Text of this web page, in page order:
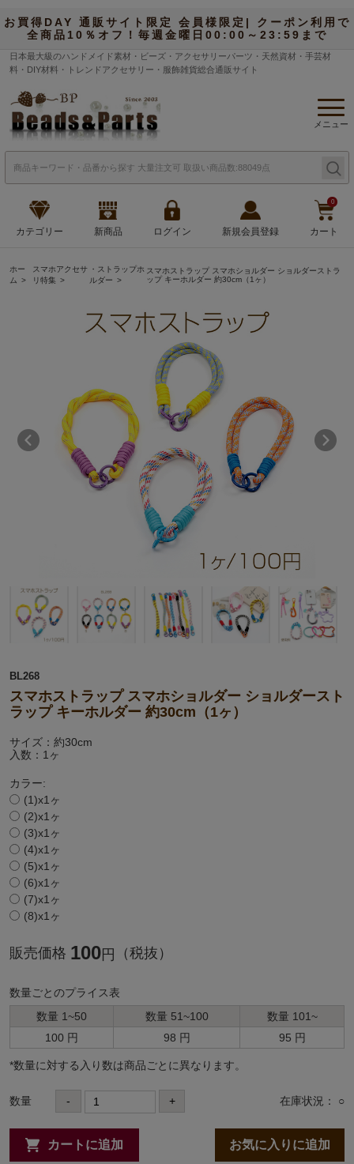
お買得DAY 通販サイト限定 会員様限定| クーポン利用で
全商品10％オフ！毎週金曜日00:00～23:59まで
日本最大級のハンドメイド素材・ビーズ・アクセサリーパーツ・天然資材・手芸材
料・DIY材料・トレンドアクセサリー・服飾雑貨総合通販サイト
メニュー
カテゴリー 新商品 ログイン 新規会員登録
0
カート
ホー
ム
スマホアクセサ
リ特集
・ストラップホ
ルダー
スマホストラップ スマホショルダー ショルダーストラ
ップ キーホルダー 約30cm（1ヶ）
BL268
スマホストラップ スマホショルダー ショルダースト
ラップ キーホルダー 約30cm（1ヶ）
サイズ：約30cm
入数：1ヶ
カラー:
(1)x1ヶ
(2)x1ヶ
(3)x1ヶ
(4)x1ヶ
(5)x1ヶ
(6)x1ヶ
(7)x1ヶ
(8)x1ヶ
販売価格 100円 （税抜）
数量ごとのプライス表
数量 1~50
数量 51~100
数量 101~
100 円
98 円 95 円
*数量に対する⼊り数は商品ごとに異なります。
数量 - + 在庫状況： ○
カートに追加 お気に入りに追加